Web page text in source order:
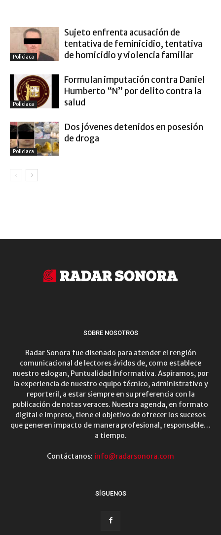
Policiaca
Sujeto enfrenta acusación de
tentativa de feminicidio, tentativa
de homicidio y violencia familiar
Policiaca
Formulan imputación contra Daniel
Humberto “N” por delito contra la
salud
Policiaca
Dos jóvenes detenidos en posesión
de droga
SOBRE NOSOTROS
Radar Sonora fue diseñado para atender el renglón
comunicacional de lectores ávidos de, como establece
nuestro eslogan, Puntualidad Informativa. Aspiramos, por
la experiencia de nuestro equipo técnico, administrativo y
reporteril, a estar siempre en su preferencia con la
publicación de notas veraces. Nuestra agenda, en formato
digital e impreso, tiene el objetivo de ofrecer los sucesos
que generen impacto de manera profesional, responsable…
a tiempo.
Contáctanos: info@radarsonora.com
SÍGUENOS